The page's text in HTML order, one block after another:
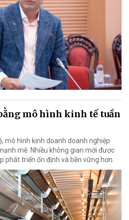
mô hình kinh tế tuần
mô hình kinh doanh doanh nghiệp
mẽ. Nhiều không gian mới được
phát triển ổn định và bền vững hơn.